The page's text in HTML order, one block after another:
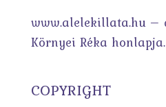
www.alelekillata.hu –
Környei Réka honlapja.
COPYRIGHT